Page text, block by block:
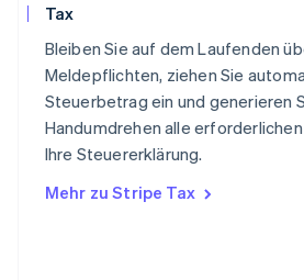
Tax
Bleiben Sie auf dem Laufenden
Meldepflichten, ziehen Sie
Steuerbetrag ein und generieren
Handumdrehen alle
Ihre Steuererklärung.
Mehr zu Stripe Tax
English
Schweden
SvenskaEnglish
Schweiz
DeutschFrançais ItalianoEnglish
Singapur
Slowakei